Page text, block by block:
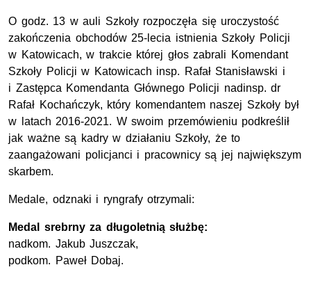
O godz. 13 w auli Szkoły rozpoczęła się uroczystość
zakończenia obchodów 25-lecia istnienia Szkoły Policji
w Katowicach, w trakcie której głos zabrali Komendant
Szkoły Policji w Katowicach insp. Rafał Stanisławski i
i Zastępca Komendanta Głównego Policji nadinsp. dr
Rafał Kochańczyk, który komendantem naszej Szkoły był
w latach 2016-2021. W swoim przemówieniu podkreślił
jak ważne są kadry w działaniu Szkoły, że to
zaangażowani policjanci i pracownicy są jej największym
skarbem.
Medale, odznaki i ryngrafy otrzymali:
Medal srebrny za długoletnią służbę:
nadkom. Jakub Juszczak,
podkom. Paweł Dobaj.